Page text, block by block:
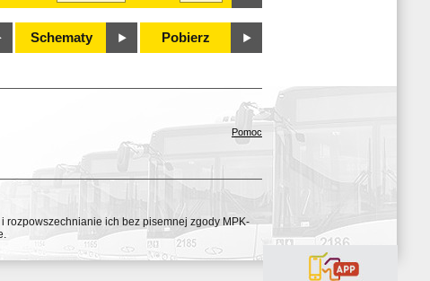
Schematy Pobierz
Pomoc
rozpowszechnianie ich bez pisemnej zgody MPK-